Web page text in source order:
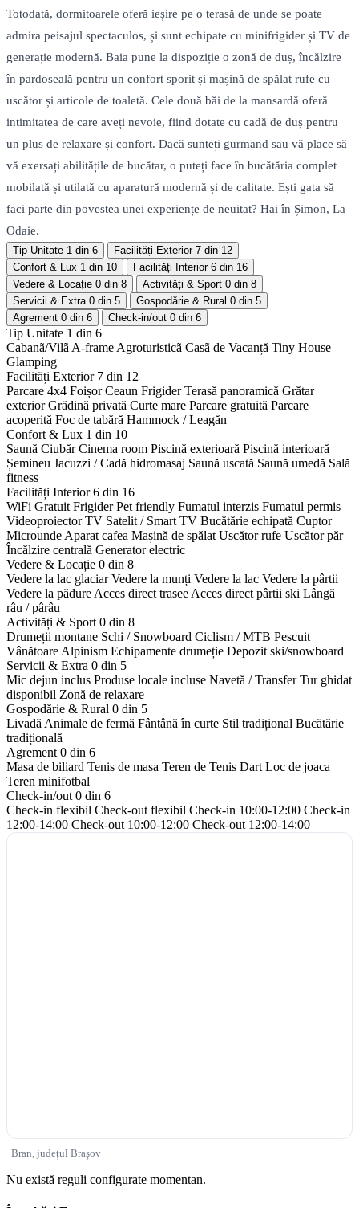
Totodată, dormitoarele oferă ieșire pe o terasă de unde se poate
admira peisajul spectaculos, și sunt echipate cu minifrigider și TV de
generație modernă. Baia pune la dispoziție o zonă de duș, încălzire
în pardoseală pentru un confort sporit și mașină de spălat rufe cu
uscător și articole de toaletă. Cele două băi de la mansardă oferă
intimitatea de care aveți nevoie, fiind dotate cu cadă de duș pentru
un plus de relaxare și confort. Dacă sunteți gurmand sau vă place să
vă exersați abilitățile de bucătar, o puteți face în bucătăria complet
mobilată și utilată cu aparatură modernă și de calitate. Ești gata să
faci parte din povestea unei experiențe de neuitat? Hai în Șimon, La
Odaie.
Tip Unitate 1 din 6 Facilități Exterior 7 din 12
Confort & Lux 1 din 10 Facilități Interior 6 din 16
Vedere & Locație 0 din 8 Activități & Sport 0 din 8
Servicii & Extra 0 din 5 Gospodărie & Rural 0 din 5
Agrement 0 din 6 Check-in/out 0 din 6
Tip Unitate 1 din 6
Cabanã/Vilã A-frame Agroturisticã Casã de Vacanță Tiny House
Glamping
Facilități Exterior 7 din 12
Parcare 4x4 Foișor Ceaun Frigider Terasă panoramică Grătar
exterior Grădină privată Curte mare Parcare gratuită Parcare
acoperită Foc de tabără Hammock / Leagăn
Confort & Lux 1 din 10
Saună Ciubăr Cinema room Piscină exterioară Piscină interioară
Șemineu Jacuzzi / Cadă hidromasaj Saună uscată Saună umedă Sală
fitness
Facilități Interior6 din 16
WiFi Gratuit Frigider Pet friendly Fumatul interzis Fumatul permis
Videoproiector TV Satelit / Smart TV Bucătărie echipată Cuptor
Microunde Aparat cafea Mașină de spălat Uscător rufe Uscător păr
Încălzire centrală Generator electric
Vedere & Locație 0 din 8
Vedere la lac glaciar Vedere la munți Vedere la lac Vedere la pârtii
Vedere la pădure Acces direct trasee Acces direct pârtii ski Lângă
râu / pârâu
Activități & Sport 0 din 8
Drumeții montane Schi / Snowboard Ciclism / MTB Pescuit
Vânătoare Alpinism Echipamente drumeție Depozit ski/snowboard
Servicii & Extra 0 din 5
Mic dejun inclus Produse locale incluse Navetă / Transfer Tur ghidat
disponibil Zonă de relaxare
Gospodărie & Rural 0 din 5
Livadă Animale de fermă Fântână în curte Stil tradițional Bucătărie
tradițională
Agrement 0 din 6
Masa de biliard Tenis de masa Teren de Tenis Dart Loc de joaca
Teren minifotbal
Check-in/out 0 din 6
Check-in flexibil Check-out flexibil Check-in 10:00-12:00 Check-in
12:00-14:00 Check-out 10:00-12:00 Check-out 12:00-14:00
Bran, județul Brașov
Nu există reguli configurate momentan.